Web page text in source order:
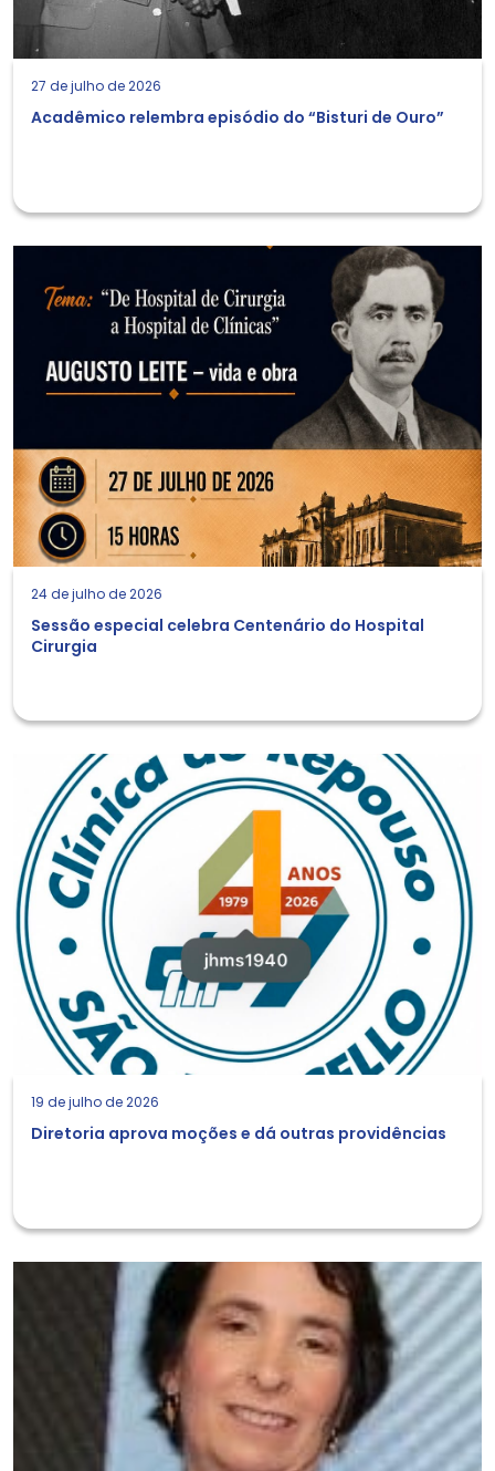
27 de julho de 2026
Acadêmico relembra episódio do “Bisturi de Ouro”
24 de julho de 2026
Sessão especial celebra Centenário do Hospital
Cirurgia
19 de julho de 2026
Diretoria aprova moções e dá outras providências